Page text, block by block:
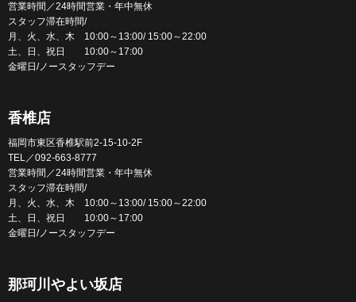
営業時間／24時間営業・年中無休
スタッフ滞在時間/
月、火、水、木 10:00～13:00/ 15:00～22:00
土、日、祝日 10:00～17:00
金曜日/ノースタッフデー
香椎店
福岡市東区香椎駅前2-15-10-2F
TEL／092-663-8777
営業時間／24時間営業・年中無休
スタッフ滞在時間/
月、火、水、木 10:00～13:00/ 15:00～22:00
土、日、祝日 10:00～17:00
金曜日/ノースタッフデー
那珂川やよい坂店